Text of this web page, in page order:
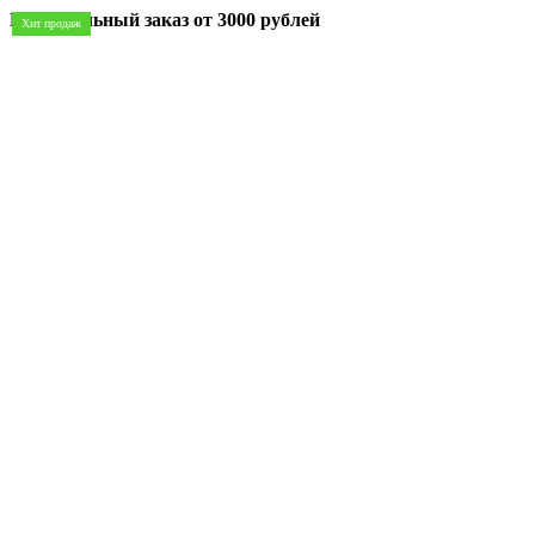
Минимальный заказ от 3000 рублей
Хит продаж